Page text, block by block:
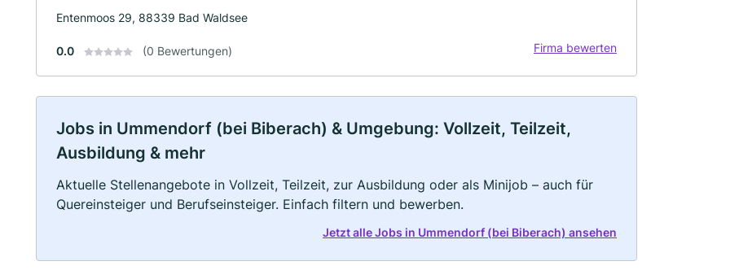
Entenmoos 29, 88339 Bad Waldsee
0.0 (0 Bewertungen) Firma bewerten
Jobs in Ummendorf (bei Biberach) & Umgebung: Vollzeit, Teilzeit,
Ausbildung & mehr
Aktuelle Stellenangebote in Vollzeit, Teilzeit, zur Ausbildung oder als Minijob – auch für
Quereinsteiger und Berufseinsteiger. Einfach filtern und bewerben.
Jetzt alle Jobs in Ummendorf (bei Biberach) ansehen